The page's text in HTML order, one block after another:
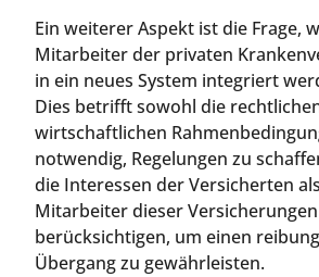
Ein weiterer Aspekt ist die Frage,
Mitarbeiter der privaten
in ein neues System integriert
Dies betrifft sowohl die
wirtschaftlichen
notwendig, Regelungen zu
die Interessen der Versicherten
Mitarbeiter dieser Versicherungen
berücksichtigen, um einen
Übergang zu gewährleisten.